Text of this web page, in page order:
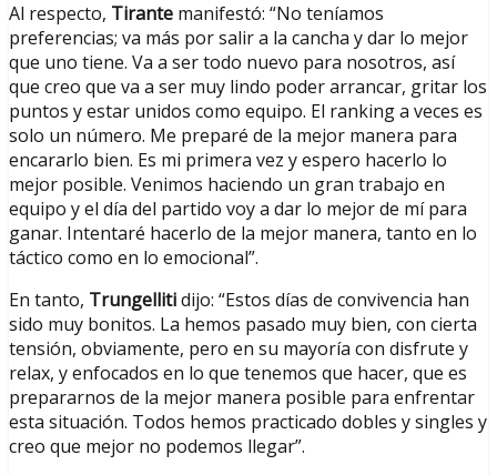
Al respecto, Tirante manifestó: “No teníamos
preferencias; va más por salir a la cancha y dar lo mejor
que uno tiene. Va a ser todo nuevo para nosotros, así
que creo que va a ser muy lindo poder arrancar, gritar los
puntos y estar unidos como equipo. El ranking a veces es
solo un número. Me preparé de la mejor manera para
encararlo bien. Es mi primera vez y espero hacerlo lo
mejor posible. Venimos haciendo un gran trabajo en
equipo y el día del partido voy a dar lo mejor de mí para
ganar. Intentaré hacerlo de la mejor manera, tanto en lo
táctico como en lo emocional”.
En tanto, Trungellitidijo: “Estos días de convivencia han
sido muy bonitos. La hemos pasado muy bien, con cierta
tensión, obviamente, pero en su mayoría con disfrute y
relax, y enfocados en lo que tenemos que hacer, que es
prepararnos de la mejor manera posible para enfrentar
esta situación. Todos hemos practicado dobles y singles y
creo que mejor no podemos llegar”.